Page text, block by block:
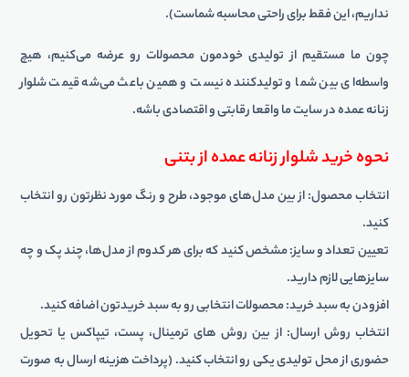
نداریم، این فقط برای راحتی محاسبه شماست).
چون ما مستقیم از تولیدی خودمون محصولات رو عرضه می‌کنیم، هیچ
واسطه‌ای بین شما و تولیدکننده نیست و همین باعث می‌شه قیمت شلوار
زنانه عمده در سایت ما واقعا رقابتی و اقتصادی باشه.
نحوه خرید شلوار زنانه عمده از بتنی
انتخاب محصول: از بین مدل‌های موجود، طرح و رنگ مورد نظرتون رو انتخاب
کنید.
تعیین تعداد و سایز: مشخص کنید که برای هر کدوم از مدل‌ها، چند پک و چه
سایزهایی لازم دارید.
افزودن به سبد خرید: محصولات انتخابی رو به سبد خریدتون اضافه کنید.
انتخاب روش ارسال: از بین روش های ترمینال، پست، تیپاکس یا تحویل
حضوری از محل تولیدی یکی رو انتخاب کنید. (پرداخت هزینه ارسال به صورت